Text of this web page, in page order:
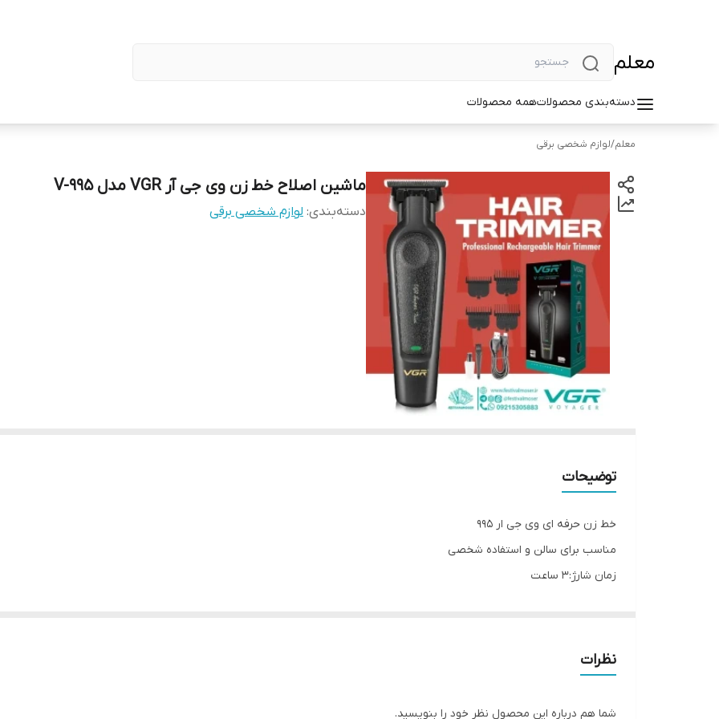
معلم
دسته‌بندی محصولاتهمه محصولات
معلم/لوازم شخصی برقی
ماشین اصلاح خط زن وی جی آر VGR مدل V-995
دسته‌بندی: لوازم شخصی برقی
توضیحات
خط زن حرفه ای وی جی ار ۹۹۵
مناسب برای سالن و استفاده شخصی
زمان شارژ:۳ ساعت
نظرات
شما هم درباره این محصول نظر خود را بنویسید.